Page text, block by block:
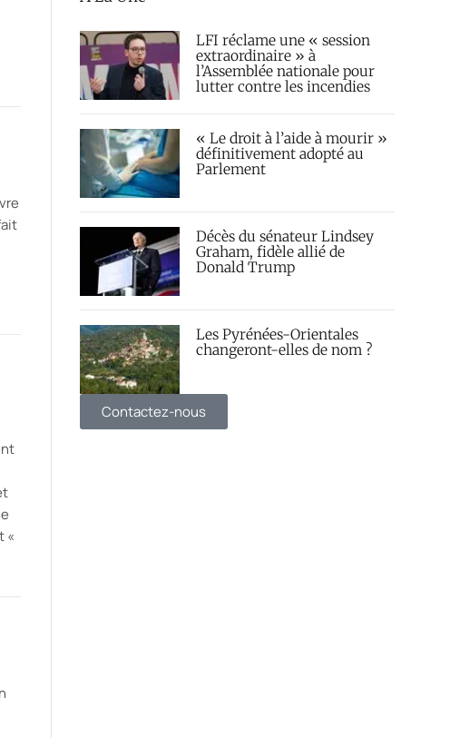
«
LFI réclame une « session
extraordinaire » à
l’Assemblée nationale pour
lutter contre les incendies
« Le droit à l’aide à mourir »
définitivement adopté au
Parlement
Décès du sénateur Lindsey
Graham, fidèle allié de
Donald Trump
Les Pyrénées-Orientales
changeront-elles de nom ?
Contactez-nous